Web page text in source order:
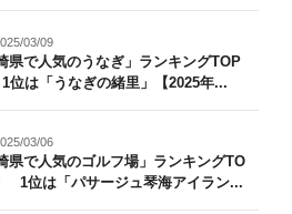
03/09
県で人気のうなぎ」ランキングTOP
は「うなぎの緒里」【2025年...
03/06
県で人気のゴルフ場」ランキングTO
1位は「パサージュ琴海アイラン...